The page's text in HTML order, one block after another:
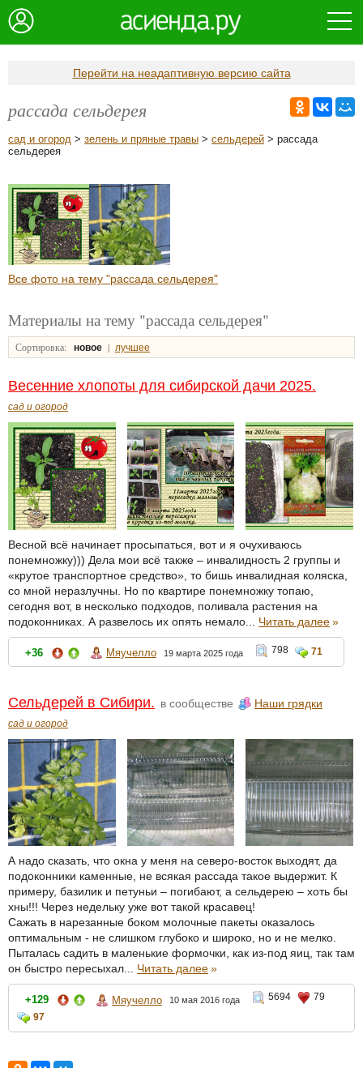
Перейти на неадаптивную версию сайта
рассада сельдерея
сад и огород > зелень и пряные травы > сельдерей > рассада
сельдерея
Все фото на тему "рассада сельдерея"
Материалы на тему "рассада сельдерея"
Сортировка: новое | лучшее
Весенние хлопоты для сибирской дачи 2025.
сад и огород
Весной всё начинает просыпаться, вот и я очухиваюсь
понемножку))) Дела мои всё также – инвалидность 2 группы и
«крутое транспортное средство», то бишь инвалидная коляска,
со мной неразлучны. Но по квартире понемножку топаю,
сегодня вот, в несколько подходов, поливала растения на
подоконниках. А развелось их опять немало... Читать далее»
+36 Мяучелло 19 марта 2025 года 798 71
Сельдерей в Сибири. в сообществе Наши грядки
сад и огород
А надо сказать, что окна у меня на северо-восток выходят, да
подоконники каменные, не всякая рассада такое выдержит. К
примеру, базилик и петуньи – погибают, а сельдерею – хоть бы
хны!!! Через недельку уже вот такой красавец!
Сажать в нарезанные боком молочные пакеты оказалось
оптимальным - не слишком глубоко и широко, но и не мелко.
Пыталась садить в маленькие формочки, как из-под яиц, так там
он быстро пересыхал... Читать далее»
+129 Мяучелло 10 мая 2016 года 5694
79
97